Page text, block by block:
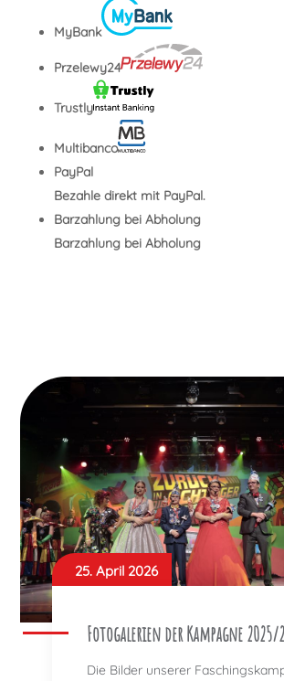
MyBank
Przelewy24
Trustly
Multibanco
PayPal
Bezahle direkt mit PayPal.
Barzahlung bei Abholung
Barzahlung bei Abholung
25. April 2026
Fotogalerien der Kampagne
Die Bilder unserer